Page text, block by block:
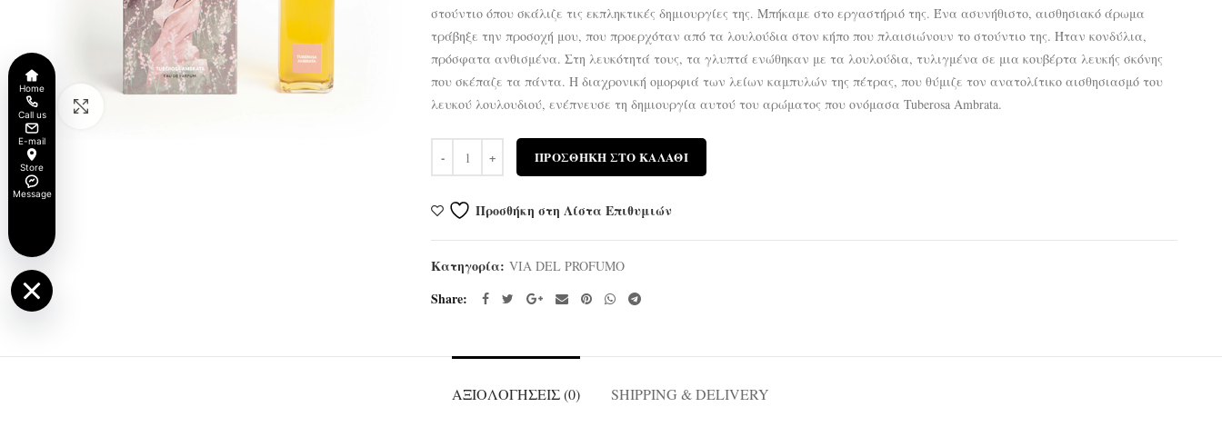
στούντιο όπου σκάλιζε τις εκπληκτικές δημιουργίες της. Μπήκαμε στο εργαστήριό της. Ένα ασυνήθιστο, αισθησιακό άρωμα
τράβηξε την προσοχή μου, που προερχόταν από τα λουλούδια στον κήπο που πλαισιώνουν το στούντιο της. Ήταν κονδύλια,
πρόσφατα ανθισμένα. Στη λευκότητά τους, τα γλυπτά ενώθηκαν με τα λουλούδια, τυλιγμένα σε μια κουβέρτα λευκής σκόνης
που σκέπαζε τα πάντα. Η διαχρονική ομορφιά των λείων καμπυλών της πέτρας, που θύμιζε τον ανατολίτικο αισθησιασμό του
λευκού λουλουδιού, ενέπνευσε τη δημιουργία αυτού του αρώματος που ονόμασα Tuberosa Ambrata.
ΠΡΟΣΘΉΚΗ ΣΤΟ ΚΑΛΆΘΙ
Προσθήκη στη Λίστα Επιθυμιών
Κατηγορία: VIA DEL PROFUMO
Share
ΑΞΙΟΛΟΓΉΣΕΙΣ (0) SHIPPING & DELIVERY
Home
Call us
E-mail
Store
Message